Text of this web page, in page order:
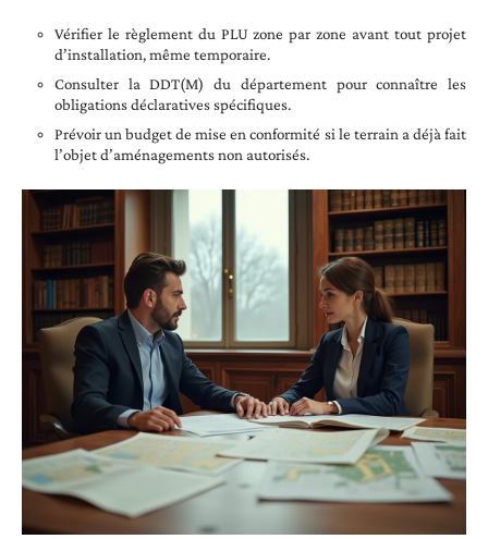
Vérifier le règlement du PLU zone par zone avant tout projet
d’installation, même temporaire.
Consulter la DDT(M) du département pour connaître les
obligations déclaratives spécifiques.
Prévoir un budget de mise en conformité si le terrain a déjà fait
l’objet d’aménagements non autorisés.